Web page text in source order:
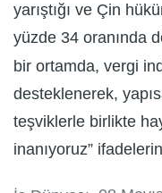
yarıştığı ve Çin
yüzde 34 oranında
bir ortamda, vergi
desteklenerek,
teşviklerle birlikte
inanıyoruz”